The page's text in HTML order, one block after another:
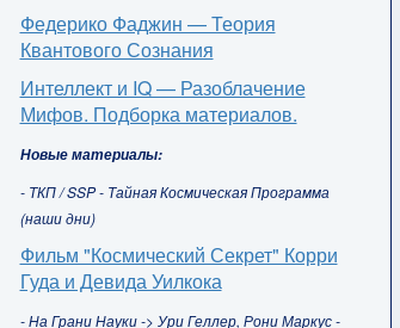
Федерико Фаджин — Теория
Квантового Сознания
Интеллект и IQ — Разоблачение
Мифов. Подборка материалов.
Новые материалы:
- ТКП / SSP - Тайная Космическая Программа
(наши дни)
Фильм "Космический Секрет" Корри
Гуда и Девида Уилкока
- На Грани Науки -> Ури Геллер, Рони Маркус -